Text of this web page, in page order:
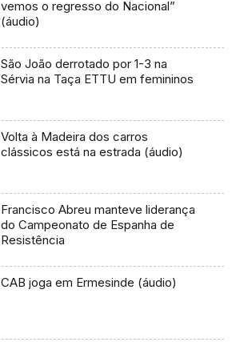
vemos o regresso do Nacional”
(áudio)
São João derrotado por 1-3 na
Sérvia na Taça ETTU em femininos
Volta à Madeira dos carros
clássicos está na estrada (áudio)
Francisco Abreu manteve liderança
do Campeonato de Espanha de
Resistência
CAB joga em Ermesinde (áudio)